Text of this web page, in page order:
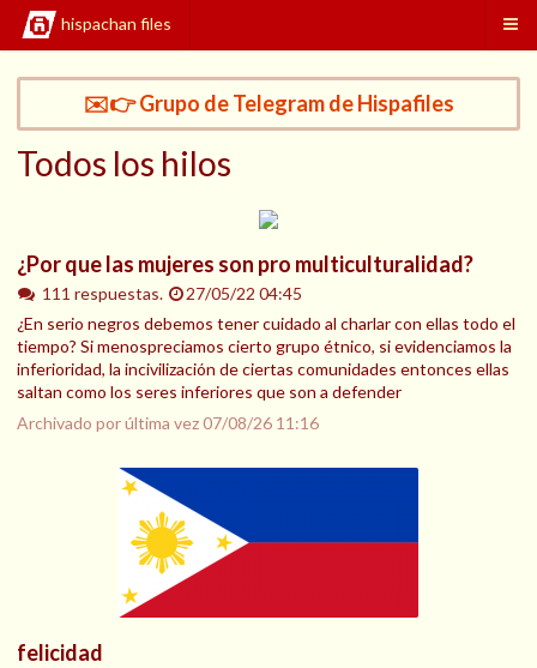
hispachan files
✉️👉 Grupo de Telegram de Hispafiles
Todos los hilos
¿Por que las mujeres son pro multiculturalidad?
111 respuestas.
27/05/22 04:45
¿En serio negros debemos tener cuidado al charlar con ellas todo el
tiempo? Si menospreciamos cierto grupo étnico, si evidenciamos la
inferioridad, la incivilización de ciertas comunidades entonces ellas
saltan como los seres inferiores que son a defender
Archivado por última vez07/08/26 11:16
felicidad